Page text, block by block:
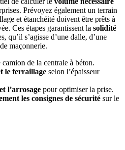
Prévoyez également un terrain
et étanchéité doivent être prêts à
Ces étapes garantissent la solidité
qu’il s’agisse d’une dalle, d’une
maçonnerie.
camion de la centrale à béton.
le ferraillage selon l’épaisseur
l’arrosage pour optimiser la prise.
les consignes de sécurité sur le